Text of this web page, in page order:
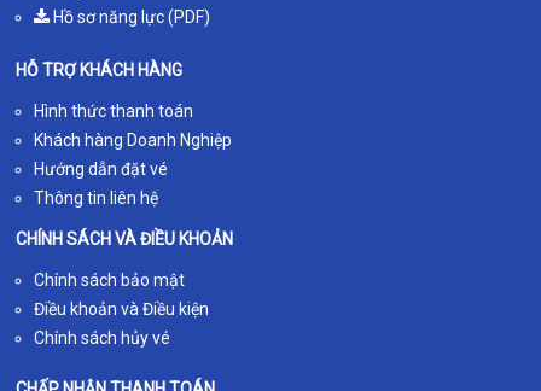
Hồ sơ năng lực (PDF)
HỖ TRỢ KHÁCH HÀNG
Hình thức thanh toán
Khách hàng Doanh Nghiệp
Hướng dẫn đặt vé
Thông tin liên hệ
CHÍNH SÁCH VÀ ĐIỀU KHOẢN
Chính sách bảo mật
Điều khoản và Điều kiện
Chính sách hủy vé